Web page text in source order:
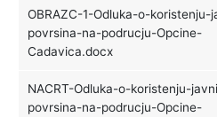
OBRAZC-1-Odluka-o-koristenju-
povrsina-na-podrucju-Opcine-
Cadavica.docx
NACRT-Odluka-o-koristenju-
povrsina-na-podrucju-Opcine-